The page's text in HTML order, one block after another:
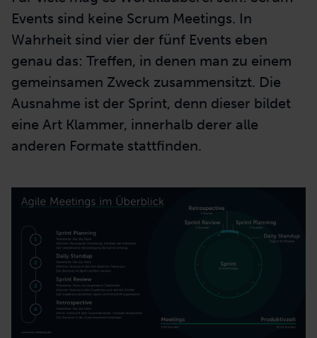
Events sind keine Scrum Meetings. In
Wahrheit sind vier der fünf Events eben
genau das: Treffen, in denen man zu einem
gemeinsamen Zweck zusammensitzt. Die
Ausnahme ist der Sprint, denn dieser bildet
eine Art Klammer, innerhalb derer alle
anderen Formate stattfinden.